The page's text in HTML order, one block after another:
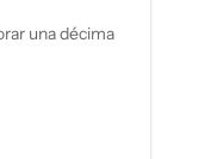
una décima